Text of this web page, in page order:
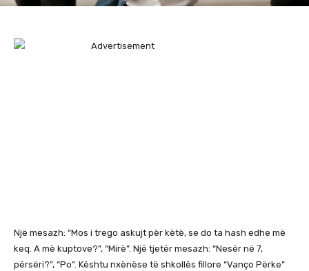
Një mesazh: “Mos i trego askujt për këtë, se do ta hash edhe më
keq. A më kuptove?”, “Mirë”. Një tjetër mesazh: “Nesër në 7,
përsëri?”, “Po”. Kështu nxënëse të shkollës fillore “Vanço Përke”